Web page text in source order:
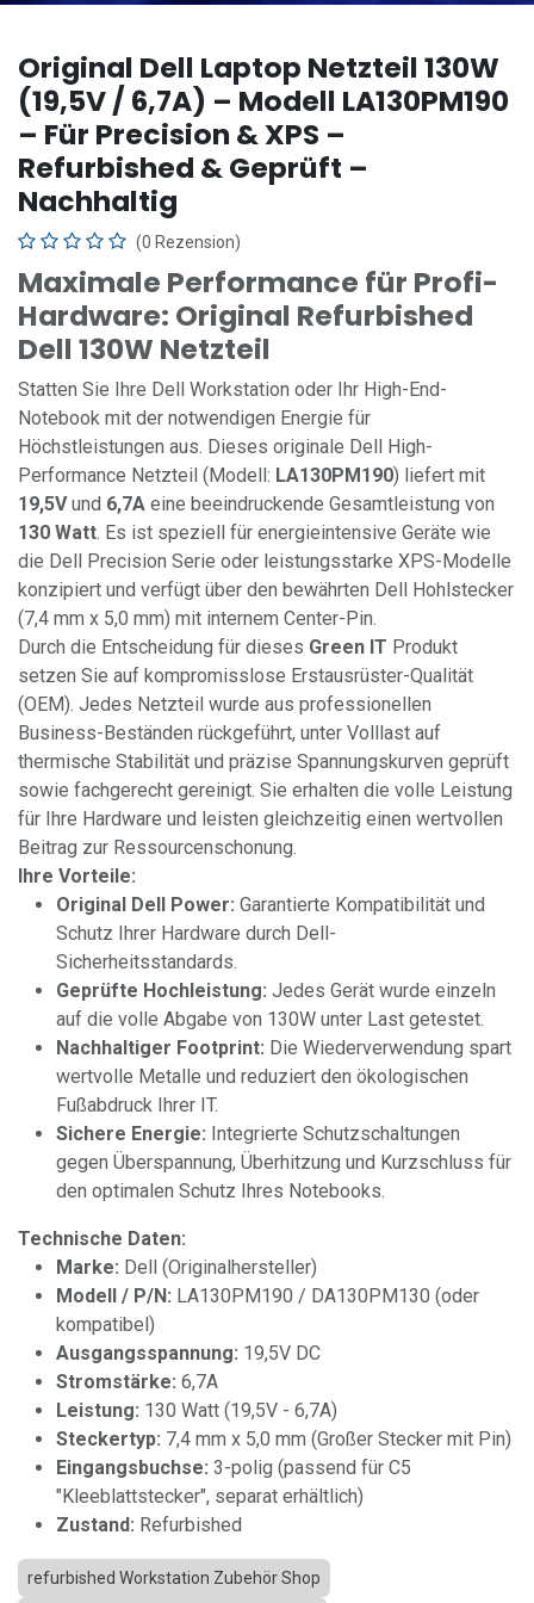
Original Dell Laptop Netzteil 130W
(19,5V / 6,7A) – Modell LA130PM190
– Für Precision & XPS –
Refurbished & Geprüft –
Nachhaltig
(0 Rezension)
Maximale Performance für Profi-
Hardware: Original Refurbished
Dell 130W Netzteil
Statten Sie Ihre Dell Workstation oder Ihr High-End-
Notebook mit der notwendigen Energie für
Höchstleistungen aus. Dieses originale Dell High-
Performance Netzteil (Modell: LA130PM190) liefert mit
19,5Vund 6,7A eine beeindruckende Gesamtleistung von
130 Watt. Es ist speziell für energieintensive Geräte wie
die Dell Precision Serie oder leistungsstarke XPS-Modelle
konzipiert und verfügt über den bewährten Dell Hohlstecker
(7,4 mm x 5,0 mm) mit internem Center-Pin.
Durch die Entscheidung für dieses Green IT Produkt
setzen Sie auf kompromisslose Erstausrüster-Qualität
(OEM). Jedes Netzteil wurde aus professionellen
Business-Beständen rückgeführt, unter Volllast auf
thermische Stabilität und präzise Spannungskurven geprüft
sowie fachgerecht gereinigt. Sie erhalten die volle Leistung
für Ihre Hardware und leisten gleichzeitig einen wertvollen
Beitrag zur Ressourcenschonung.
Ihre Vorteile:
Original Dell Power: Garantierte Kompatibilität und
Schutz Ihrer Hardware durch Dell-
Sicherheitsstandards.
Geprüfte Hochleistung: Jedes Gerät wurde einzeln
auf die volle Abgabe von 130W unter Last getestet.
Nachhaltiger Footprint: Die Wiederverwendung spart
wertvolle Metalle und reduziert den ökologischen
Fußabdruck Ihrer IT.
Sichere Energie: Integrierte Schutzschaltungen
gegen Überspannung, Überhitzung und Kurzschluss für
den optimalen Schutz Ihres Notebooks.
Technische Daten:
Marke: Dell (Originalhersteller)
Modell / P/N: LA130PM190 / DA130PM130 (oder
kompatibel)
Ausgangsspannung: 19,5V DC
Stromstärke: 6,7A
Leistung: 130 Watt (19,5V - 6,7A)
Steckertyp: 7,4 mm x 5,0 mm (Großer Stecker mit Pin)
Eingangsbuchse: 3-polig (passend für C5
"Kleeblattstecker", separat erhältlich)
Zustand: Refurbished
refurbished Workstation Zubehör Shop